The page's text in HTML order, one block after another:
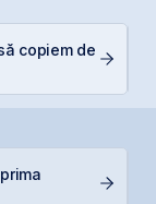
copiem de